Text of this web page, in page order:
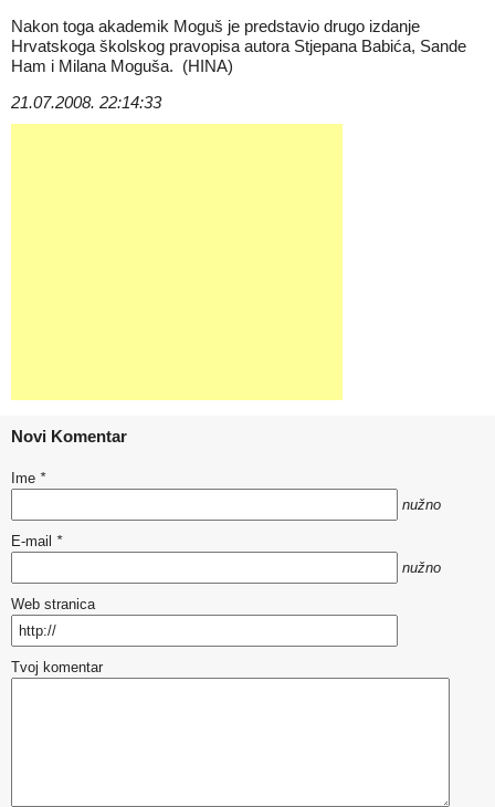
Nakon toga akademik Moguš je predstavio drugo izdanje
Hrvatskoga školskog pravopisa autora Stjepana Babića, Sande
Ham i Milana Moguša. (HINA)
21.07.2008. 22:14:33
Novi Komentar
Ime *
nužno
E-mail *
nužno
Web stranica
Tvoj komentar